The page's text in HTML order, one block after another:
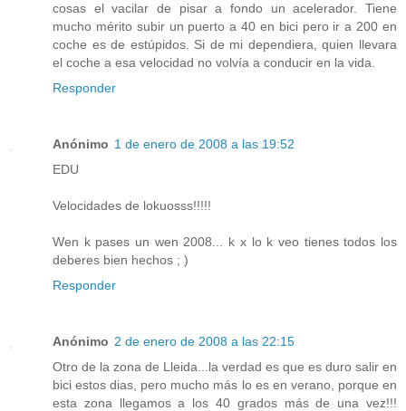
cosas el vacilar de pisar a fondo un acelerador. Tiene
mucho mérito subir un puerto a 40 en bici pero ir a 200 en
coche es de estúpidos. Si de mi dependiera, quien llevara
el coche a esa velocidad no volvía a conducir en la vida.
Responder
Anónimo 1 de enero de 2008 a las 19:52
EDU
Velocidades de lokuosss!!!!!
Wen k pases un wen 2008... k x lo k veo tienes todos los
deberes bien hechos ; )
Responder
Anónimo 2 de enero de 2008 a las 22:15
Otro de la zona de Lleida...la verdad es que es duro salir en
bici estos dias, pero mucho más lo es en verano, porque en
esta zona llegamos a los 40 grados más de una vez!!!